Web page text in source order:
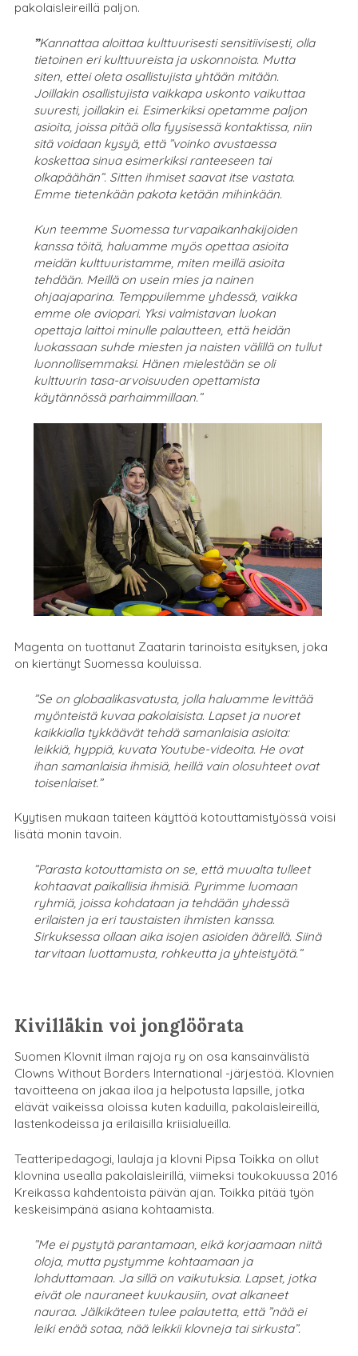
pakolaisleireillä paljon.
”Kannattaa aloittaa kulttuurisesti sensitiivisesti, olla
tietoinen eri kulttuureista ja uskonnoista. Mutta
siten, ettei oleta osallistujista yhtään mitään.
Joillakin osallistujista vaikkapa uskonto vaikuttaa
suuresti, joillakin ei. Esimerkiksi opetamme paljon
asioita, joissa pitää olla fyysisessä kontaktissa, niin
sitä voidaan kysyä, että ”voinko avustaessa
koskettaa sinua esimerkiksi ranteeseen tai
olkapäähän”. Sitten ihmiset saavat itse vastata.
Emme tietenkään pakota ketään mihinkään.
Kun teemme Suomessa turvapaikanhakijoiden
kanssa töitä, haluamme myös opettaa asioita
meidän kulttuuristamme, miten meillä asioita
tehdään. Meillä on usein mies ja nainen
ohjaajaparina. Temppuilemme yhdessä, vaikka
emme ole aviopari. Yksi valmistavan luokan
opettaja laittoi minulle palautteen, että heidän
luokassaan suhde miesten ja naisten välillä on tullut
luonnollisemmaksi. Hänen mielestään se oli
kulttuurin tasa-arvoisuuden opettamista
käytännössä parhaimmillaan.”
Magenta on tuottanut Zaatarin tarinoista esityksen, joka
on kiertänyt Suomessa kouluissa.
”Se on globaalikasvatusta, jolla haluamme levittää
myönteistä kuvaa pakolaisista. Lapset ja nuoret
kaikkialla tykkäävät tehdä samanlaisia asioita:
leikkiä, hyppiä, kuvata Youtube-videoita. He ovat
ihan samanlaisia ihmisiä, heillä vain olosuhteet ovat
toisenlaiset.”
Kyytisen mukaan taiteen käyttöä kotouttamistyössä voisi
lisätä monin tavoin.
”Parasta kotouttamista on se, että muualta tulleet
kohtaavat paikallisia ihmisiä. Pyrimme luomaan
ryhmiä, joissa kohdataan ja tehdään yhdessä
erilaisten ja eri taustaisten ihmisten kanssa.
Sirkuksessa ollaan aika isojen asioiden äärellä. Siinä
tarvitaan luottamusta, rohkeutta ja yhteistyötä.”
Kivilläkin voi jonglöörata
Suomen Klovnit ilman rajoja ry on osa kansainvälistä
Clowns Without Borders International -järjestöä. Klovnien
tavoitteena on jakaa iloa ja helpotusta lapsille, jotka
elävät vaikeissa oloissa kuten kaduilla, pakolaisleireillä,
lastenkodeissa ja erilaisilla kriisialueilla.
Teatteripedagogi, laulaja ja klovni Pipsa Toikka on ollut
klovnina usealla pakolaisleirillä, viimeksi toukokuussa 2016
Kreikassa kahdentoista päivän ajan. Toikka pitää työn
keskeisimpänä asiana kohtaamista.
”Me ei pystytä parantamaan, eikä korjaamaan niitä
oloja, mutta pystymme kohtaamaan ja
lohduttamaan. Ja sillä on vaikutuksia. Lapset, jotka
eivät ole nauraneet kuukausiin, ovat alkaneet
nauraa. Jälkikäteen tulee palautetta, että ”nää ei
leiki enää sotaa, nää leikkii klovneja tai sirkusta”.